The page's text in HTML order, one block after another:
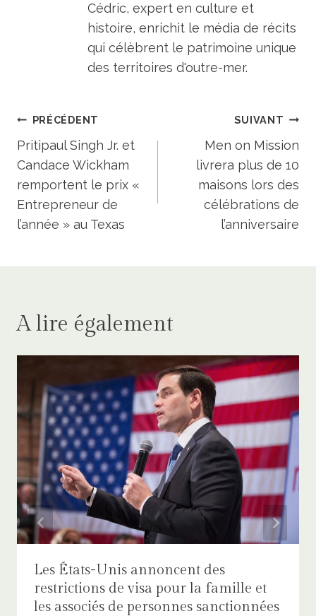
Cédric, expert en culture et
histoire, enrichit le média de récits
qui célèbrent le patrimoine unique
des territoires d'outre-mer.
Navigation
de
l’article
PRÉCÉDENT
Pritipaul Singh Jr. et
Candace Wickham
remportent le prix «
Entrepreneur de
l’année » au Texas
SUIVANT
Men on Mission
livrera plus de 10
maisons lors des
célébrations de
l’anniversaire
A lire également
Les États-Unis annoncent des
restrictions de visa pour la famille et
les associés de personnes sanctionnées